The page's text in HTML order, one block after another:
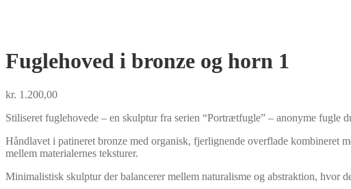
Fuglehoved i bronze og horn 1
kr. 1.200,00
Stiliseret fuglehovede – en skulptur fra serien “Portrætfugle” – anonyme fugle
Håndlavet i patineret bronze med organisk, fjerlignende overflade kombineret
mellem materialernes teksturer.
Minimalistisk skulptur der balancerer mellem naturalisme og abstraktion, hvor